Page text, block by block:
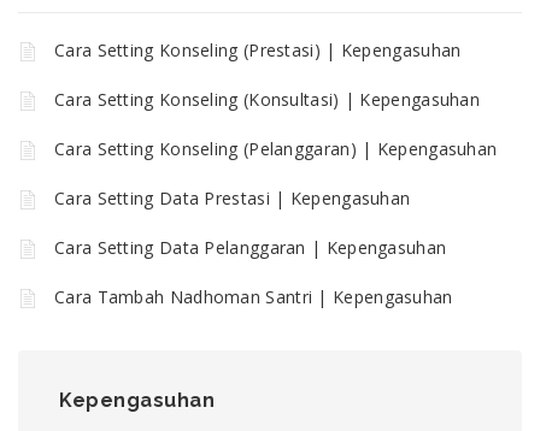
Cara Setting Konseling (Prestasi) | Kepengasuhan
Cara Setting Konseling (Konsultasi) | Kepengasuhan
Cara Setting Konseling (Pelanggaran) | Kepengasuhan
Cara Setting Data Prestasi | Kepengasuhan
Cara Setting Data Pelanggaran | Kepengasuhan
Cara Tambah Nadhoman Santri | Kepengasuhan
Kepengasuhan